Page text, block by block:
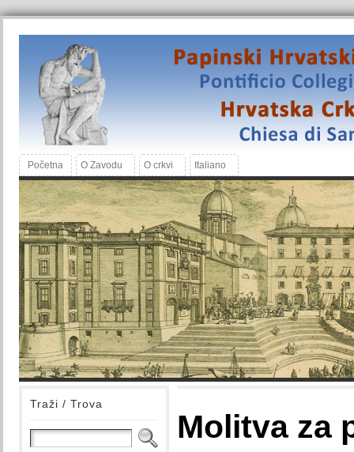
Početna O Zavodu O crkvi Italiano
Traži / Trova
Molitva za